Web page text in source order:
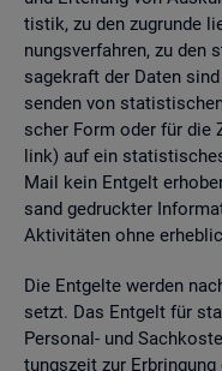
tis­tik, zu den zu­grun­de
nungs­ver­fah­ren, zu den
sa­ge­kraft der Daten
sen­den von
scher Form oder für die
link) auf ein
Mail kein Ent­gelt
sand ge­druck­ter
Ak­ti­vi­tä­ten ohne
Die Ent­gel­te wer­den
setzt. Das Ent­gelt für
Per­so­nal- und
tungs­zeit zur